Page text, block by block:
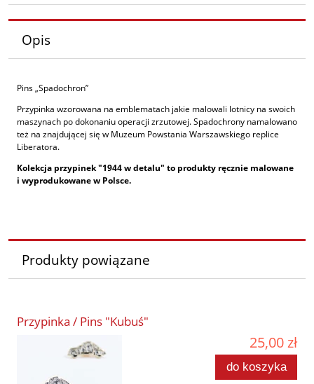
Opis
Pins „Spadochron”
Przypinka wzorowana na emblematach jakie malowali lotnicy na swoich
maszynach po dokonaniu operacji zrzutowej. Spadochrony namalowano
też na znajdującej się w Muzeum Powstania Warszawskiego replice
Liberatora.
Kolekcja przypinek "1944 w detalu" to produkty ręcznie malowane
i wyprodukowane w Polsce.
Produkty powiązane
Przypinka / Pins "Kubuś"
25,00 zł
do koszyka